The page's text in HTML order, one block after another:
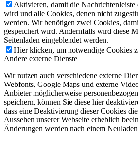
Aktivieren, damit die Nachrichtenleiste
wird und alle Cookies, denen nicht
werden. Wir benötigen zwei Cookies,
gespeichert wird. Andernfalls wird diese
Seitenladen eingeblendet werden.
Hier klicken, um notwendige Cookies
Andere externe Dienste
Wir nutzen auch verschiedene externe
Webfonts, Google Maps und externe
Anbieter möglicherweise
speichern, können Sie diese hier
dass eine Deaktivierung dieser Cookies
Aussehen unserer Webseite erheblich
Änderungen werden nach einem